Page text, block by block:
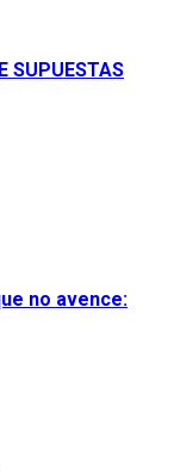
SUPUESTAS
no avence: